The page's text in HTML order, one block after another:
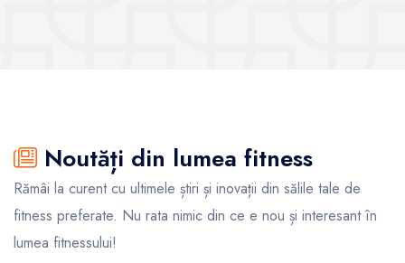
Noutăți din lumea fitness
Rămâi la curent cu ultimele știri și inovații din sălile tale de
fitness preferate. Nu rata nimic din ce e nou și interesant în
lumea fitnessului!